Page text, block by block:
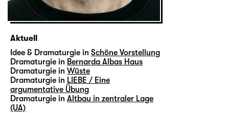
Aktuell
Idee & Dramaturgie in Schöne Vorstellung
Dramaturgie in Bernarda Albas Haus
Dramaturgie in Wüste
Dramaturgie in LIEBE / Eine
argumentative Übung
Dramaturgie in Altbau in zentraler Lage
(UA)